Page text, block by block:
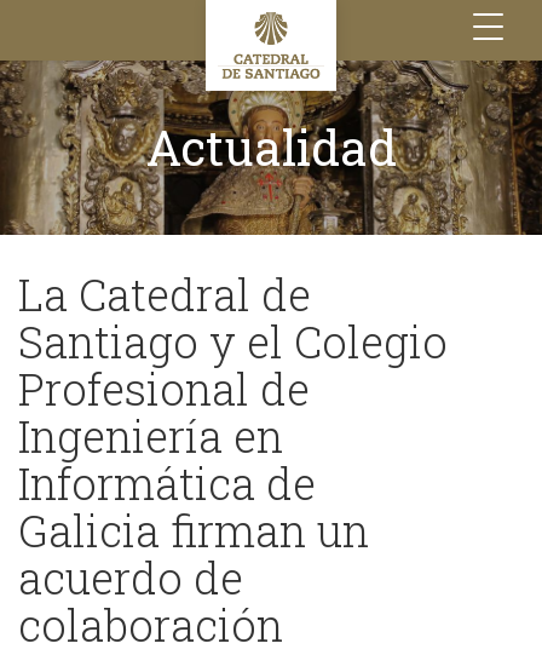
Toggle
navigation
Actualidad
La Catedral de
Santiago y el Colegio
Profesional de
Ingeniería en
Informática de
Galicia firman un
acuerdo de
colaboración